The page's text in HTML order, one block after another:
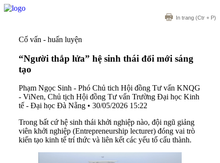
In trang (Ctr + P)
Cố vấn - huấn luyện
“Người thắp lửa” hệ sinh thái đổi mới sáng
tạo
Phạm Ngọc Sinh - Phó Chủ tich Hội đồng Tư vấn KNQG
- ViNen, Chủ tịch Hội đồng Tư vấn Trường Đại học Kinh
tế - Đại học Đà Nẵng • 30/05/2026 15:22
Trong bất cứ hệ sinh thái khởi nghiệp nào, đội ngũ giảng
viên khởi nghiệp (Entrepreneurship lecturer) đóng vai trò
kiến tạo kinh tế trí thức và liên kết các yếu tố cấu thành.